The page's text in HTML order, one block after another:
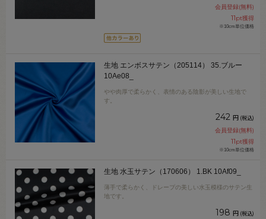
会員登録(無料)
11pt獲得
※10cm単位価格
生地 エンボスサテン（205114） 35.ブルー
10Ae08_
やや肉厚で柔らかく、表情のある陰影が美しい生地で
す。
242 円 (税込)
会員登録(無料)
11pt獲得
※10cm単位価格
生地 水玉サテン（170606） 1.BK 10Af09_
薄手で柔らかく、ドレープの美しい水玉模様のサテン生
地です。
198 円 (税込)